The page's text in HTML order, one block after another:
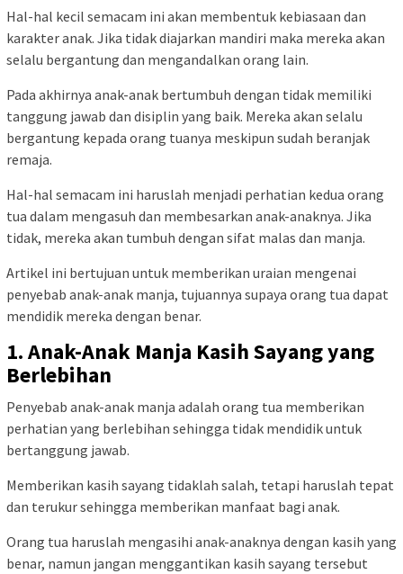
Hal-hal kecil semacam ini akan membentuk kebiasaan dan
karakter anak. Jika tidak diajarkan mandiri maka mereka akan
selalu bergantung dan mengandalkan orang lain.
Pada akhirnya anak-anak bertumbuh dengan tidak memiliki
tanggung jawab dan disiplin yang baik. Mereka akan selalu
bergantung kepada orang tuanya meskipun sudah beranjak
remaja.
Hal-hal semacam ini haruslah menjadi perhatian kedua orang
tua dalam mengasuh dan membesarkan anak-anaknya. Jika
tidak, mereka akan tumbuh dengan sifat malas dan manja.
Artikel ini bertujuan untuk memberikan uraian mengenai
penyebab anak-anak manja, tujuannya supaya orang tua dapat
mendidik mereka dengan benar.
1. Anak-Anak Manja Kasih Sayang yang
Berlebihan
Penyebab anak-anak manja adalah orang tua memberikan
perhatian yang berlebihan sehingga tidak mendidik untuk
bertanggung jawab.
Memberikan kasih sayang tidaklah salah, tetapi haruslah tepat
dan terukur sehingga memberikan manfaat bagi anak.
Orang tua haruslah mengasihi anak-anaknya dengan kasih yang
benar, namun jangan menggantikan kasih sayang tersebut